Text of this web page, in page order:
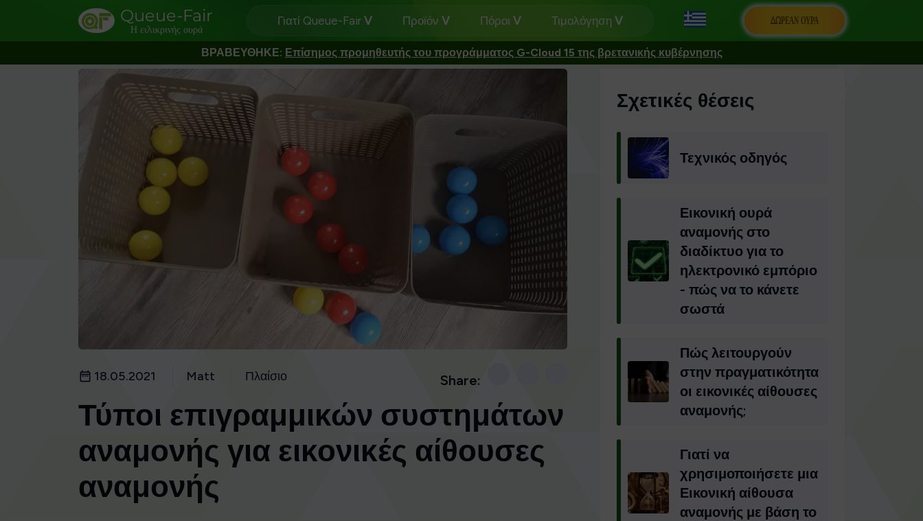
Queue-Fair
Η ειλικρινής ουρά
Γιατί Queue-Fair Προϊόν Πόροι Τιμολόγηση ΔΩΡΕΆΝ ΟΥΡΆ
ΒΡΑΒΕΥΘΗΚΕ: Επίσημος προμηθευτής του προγράμματος G-Cloud 15 της βρετανικής κυβέρνησης
18.05.2021 Matt Πλαίσιο Share:
Τύποι επιγραμμικών συστημάτων
αναμονής για εικονικές αίθουσες
αναμονής
Σχετικές θέσεις
Τεχνικός οδηγός
Εικονική ουρά
αναμονής στο
διαδίκτυο για το
ηλεκτρονικό εμπόριο
- πώς να το κάνετε
σωστά
Πώς λειτουργούν
στην πραγματικότητα
οι εικονικές αίθουσες
αναμονής;
Γιατί να
χρησιμοποιήσετε μια
Εικονική αίθουσα
αναμονής με βάση το